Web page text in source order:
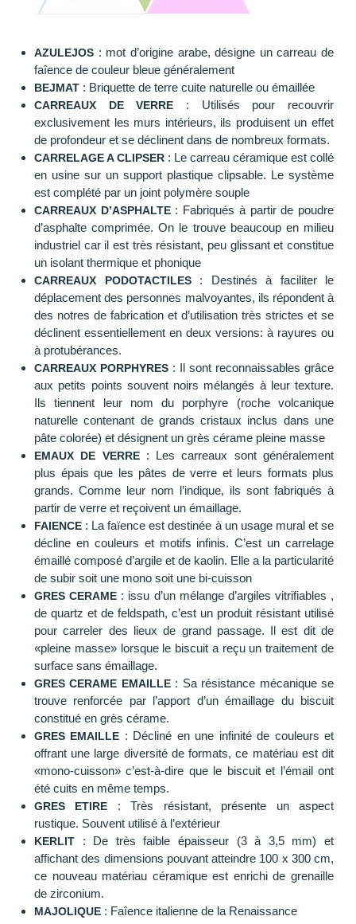
AZULEJOS : mot d’origine arabe, désigne un carreau de
faîence de couleur bleue généralement
BEJMAT : Briquette de terre cuite naturelle ou émaillée
CARREAUX DE VERRE : Utilisés pour recouvrir
exclusivement les murs intérieurs, ils produisent un effet
de profondeur et se déclinent dans de nombreux formats.
CARRELAGE A CLIPSER : Le carreau céramique est collé
en usine sur un support plastique clipsable. Le système
est complété par un joint polymère souple
CARREAUX D’ASPHALTE: Fabriqués à partir de poudre
d’asphalte comprimée. On le trouve beaucoup en milieu
industriel car il est très résistant, peu glissant et constitue
un isolant thermique et phonique
CARREAUX PODOTACTILES: Destinés à faciliter le
déplacement des personnes malvoyantes, ils répondent à
des notres de fabrication et d’utilisation très strictes et se
déclinent essentiellement en deux versions: à rayures ou
à protubérances.
CARREAUX PORPHYRES : Il sont reconnaissables grâce
aux petits points souvent noirs mélangés à leur texture.
Ils tiennent leur nom du porphyre (roche volcanique
naturelle contenant de grands cristaux inclus dans une
pâte colorée) et désignent un grès cérame pleine masse
EMAUX DE VERRE: Les carreaux sont généralement
plus épais que les pâtes de verre et leurs formats plus
grands. Comme leur nom l’indique, ils sont fabriqués à
partir de verre et reçoivent un émaillage.
FAIENCE : La faïence est destinée à un usage mural et se
décline en couleurs et motifs infinis. C’est un carrelage
émaillé composé d’argile et de kaolin. Elle a la particularité
de subir soit une mono soit une bi-cuisson
GRES CERAME : issu d’un mélange d’argiles vitrifiables ,
de quartz et de feldspath, c’est un produit résistant utilisé
pour carreler des lieux de grand passage. Il est dit de
«pleine masse» lorsque le biscuit a reçu un traitement de
surface sans émaillage.
GRES CERAME EMAILLE: Sa résistance mécanique se
trouve renforcée par l’apport d’un émaillage du biscuit
constitué en grès cérame.
GRES EMAILLE : Décliné en une infinité de couleurs et
offrant une large diversité de formats, ce matériau est dit
«mono-cuisson» c’est-à-dire que le biscuit et l’émail ont
été cuits en même temps.
GRES ETIRE : Très résistant, présente un aspect
rustique. Souvent utilisé à l’extérieur
KERLIT : De très faible épaisseur (3 à 3,5 mm) et
affichant des dimensions pouvant atteindre 100 x 300 cm,
ce nouveau matériau céramique est enrichi de grenaille
de zirconium.
MAJOLIQUE : Faîence italienne de la Renaissance